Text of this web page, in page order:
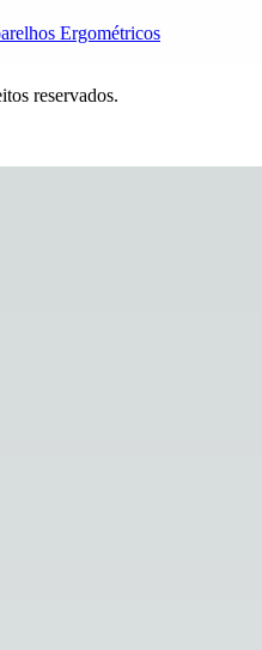
Ergométricos
reservados.